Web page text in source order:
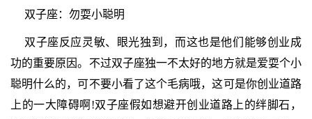
双子座：勿耍小聪明
双子座反应灵敏、眼光独到，而这也是他们能够创业成
功的重要原因。不过双子座独一不太好的地方就是爱耍个小
聪明什么的，可不要小看了这个毛病哦，这可是你创业道路
上的一大障碍啊!双子座假如想避开创业道路上的绊脚石，